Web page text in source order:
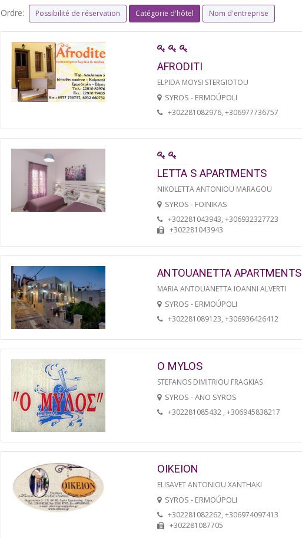
Ordre: Possibilité de réservation Catégorie d'hôtel Nom d'entreprise
AFRODITI
ELPIDA MOYSI STERGIOTOU
SYROS - ERMOÚPOLI
+302281082976, +306977736757
LETTA S APARTMENTS
NIKOLETTA ANTONIOU MARAGOU
SYROS - FOINIKAS
+302281043943, +306932327723
+302281043943
ANTOUANETTA APARTMENTS
MARIA ANTOUANETTA IOANNI ALVERTI
SYROS - ERMOÚPOLI
+302281089123, +306936426412
O MYLOS
STEFANOS DIMITRIOU FRAGKIAS
SYROS - ANO SYROS
+302281085432 , +306945838217
OIKEION
ELISAVET ANTONIOU XANTHAKI
SYROS - ERMOÚPOLI
+302281082262, +306974097413
+302281087705